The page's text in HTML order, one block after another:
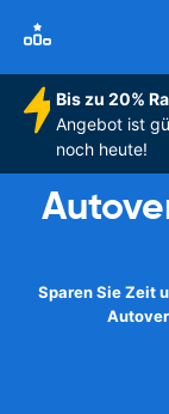
Bis zu 20%
Angebot ist
noch heute!
Sparen Sie Zeit